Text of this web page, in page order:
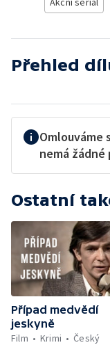
Přehled
nemá
Ostatní
Případ medvědí
jeskyně
Film
Krimi Český